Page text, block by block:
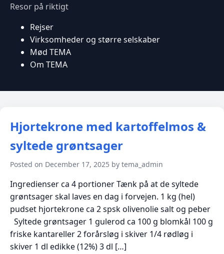
Resor på riktigt
Rejser
Virksomheder og større selskaber
Mød TEMA
Om TEMA
Hjortekrone med kartoffelmos &
syltede grøntsager
Posted on December 17, 2025 by tema_admin
Ingredienser ca 4 portioner Tænk på at de syltede
grøntsager skal laves en dag i forvejen. 1 kg (hel)
pudset hjortekrone ca 2 spsk olivenolie salt og peber
Syltede grøntsager 1 gulerod ca 100 g blomkål 100 g
friske kantareller 2 forårsløg i skiver 1/4 rødløg i
skiver 1 dl edikke (12%) 3 dl […]